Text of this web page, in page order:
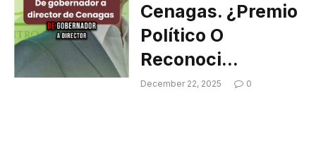
Cenagas. ¿Premio
Político O
Reconoci…
December 22, 2025 0